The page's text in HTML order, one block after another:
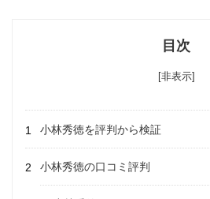
目次
[非表示]
小林秀徳を評判から検証
小林秀徳の口コミ評判